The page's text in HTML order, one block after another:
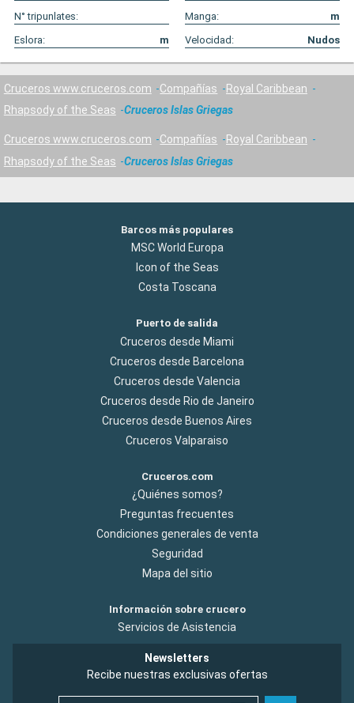
N° tripunlates:
Manga:
m
Eslora:
m Velocidad: Nudos
Cruceros www.cruceros.com Compañías
Royal Caribbean
Rhapsody of the Seas
Cruceros Islas Griegas
Cruceros www.cruceros.com Compañías
Royal Caribbean
Rhapsody of the Seas
Cruceros Islas Griegas
Barcos más populares
MSC World Europa
Icon of the Seas
Costa Toscana
Puerto de salida
Cruceros desde Miami
Cruceros desde Barcelona
Cruceros desde Valencia
Cruceros desde Rio de Janeiro
Cruceros desde Buenos Aires
Cruceros Valparaiso
Cruceros.com
¿Quiénes somos?
Preguntas frecuentes
Condiciones generales de venta
Seguridad
Mapa del sitio
Información sobre crucero
Servicios de Asistencia
Newsletters
Recibe nuestras exclusivas ofertas